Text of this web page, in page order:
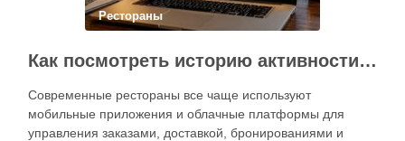
Рестораны
Как посмотреть историю активности приложения для ресторана и зачем это нужно бизнесу
Современные рестораны все чаще используют
мобильные приложения и облачные платформы для
управления заказами, доставкой, бронированиями и